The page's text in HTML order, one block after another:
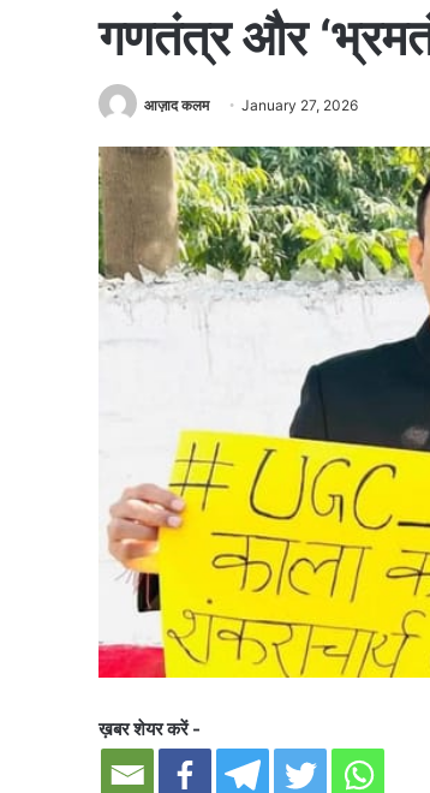
गणतंत्र और
आज़ाद कलम January 27, 2026
ख़बर शेयर करें -